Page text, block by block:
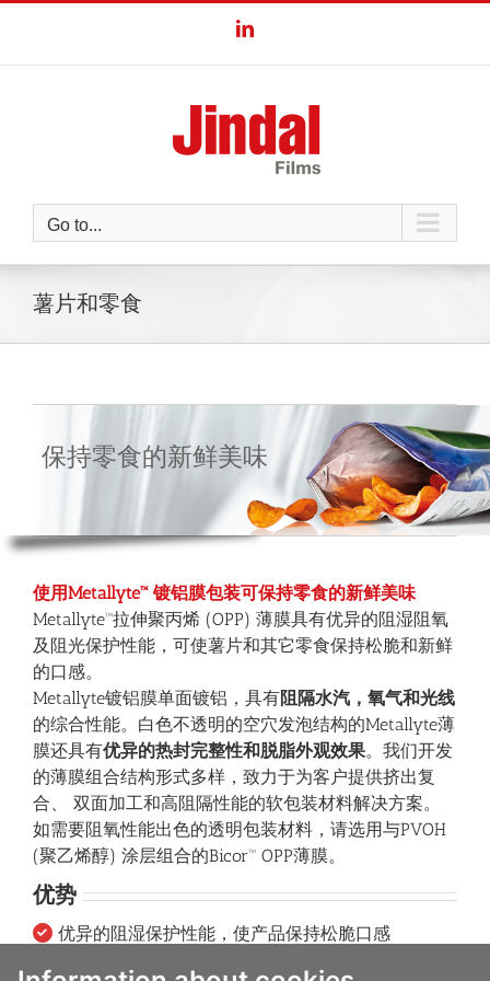
LinkedIn
Go to...
薯片和零食
保持零食的新鲜美味
使用Metallyte™ 镀铝膜包装可保持零食的新鲜美味
Metallyte™拉伸聚丙烯 (OPP) 薄膜具有优异的阻湿阻氧
及阻光保护性能，可使薯片和其它零食保持松脆和新鲜
的口感。
Metallyte镀铝膜单面镀铝，具有阻隔水汽，氧气和光线
的综合性能。白色不透明的空穴发泡结构的Metallyte薄
膜还具有优异的热封完整性和脱脂外观效果。我们开发
的薄膜组合结构形式多样，致力于为客户提供挤出复
合、 双面加工和高阻隔性能的软包装材料解决方案。
如需要阻氧性能出色的透明包装材料，请选用与PVOH
(聚乙烯醇) 涂层组合的Bicor™ OPP薄膜。
优势
优异的阻湿保护性能，使产品保持松脆口感